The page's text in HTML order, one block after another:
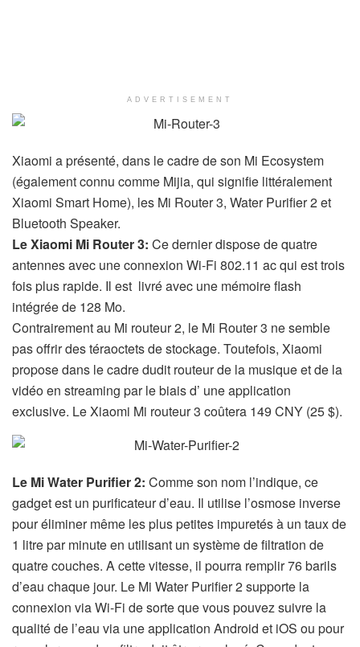
ADVERTISEMENT
Xiaomi a présenté, dans le cadre de son Mi Ecosystem
(également connu comme Mijia, qui signifie littéralement
Xiaomi Smart Home), les Mi Router 3, Water Purifier 2 et
Bluetooth Speaker.
Le Xiaomi Mi Router 3: Ce dernier dispose de quatre
antennes avec une connexion Wi-Fi 802.11 ac qui est trois
fois plus rapide. Il est livré avec une mémoire flash
intégrée de 128 Mo.
Contrairement au Mi routeur 2, le Mi Router 3 ne semble
pas offrir des téraoctets de stockage. Toutefois, Xiaomi
propose dans le cadre dudit routeur de la musique et de la
vidéo en streaming par le biais d’ une application
exclusive. Le Xiaomi Mi routeur 3 coûtera 149 CNY (25 $).
Le Mi Water Purifier 2: Comme son nom l’indique, ce
gadget est un purificateur d’eau. Il utilise l’osmose inverse
pour éliminer même les plus petites impuretés à un taux de
1 litre par minute en utilisant un système de filtration de
quatre couches. A cette vitesse, il pourra remplir 76 barils
d’eau chaque jour. Le Mi Water Purifier 2 supporte la
connexion via Wi-Fi de sorte que vous pouvez suivre la
qualité de l’eau via une application Android et iOS ou pour